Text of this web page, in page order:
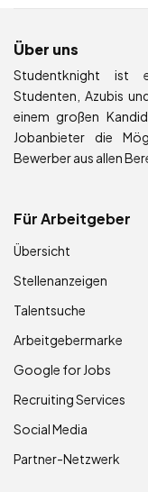
Über uns
Studentknight ist
Studenten, Azubis
einem großen
Jobanbieter die
Bewerber aus allen
Für Arbeitgeber
Übersicht
Stellenanzeigen
Talentsuche
Arbeitgebermarke
Google for Jobs
Recruiting Services
Social Media
Partner-Netzwerk